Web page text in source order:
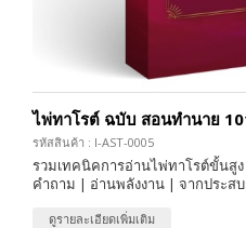
ไพ่ทาโรต์ ฉบับ สอนทำนาย
รหัสสินค้า : I-AST-0005
รวมเทคนิคการอ่านไพ่ทาโรต์ขั้นสู
คำถาม | อ่านพลังงาน | จากประส
ดูรายละเอียดเพิ่มเติม